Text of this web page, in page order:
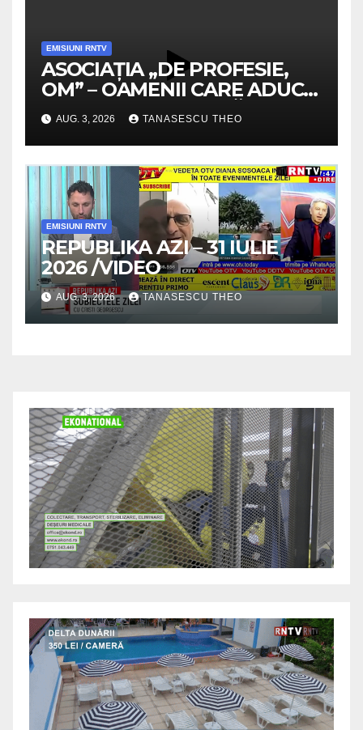
EMISIUNI RNTV
ASOCIAȚIA „DE PROFESIE,
OM” – OAMENII CARE ADUC
VALOARE COMUNITĂȚII /
SECRETELE SUCCESULUI
/VIDEO
AUG. 3, 2026 TANASESCU THEO
EMISIUNI RNTV
REPUBLIKA AZI – 31 IULIE
2026 /VIDEO
AUG. 3, 2026 TANASESCU THEO